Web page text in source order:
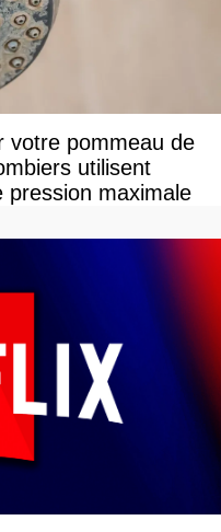
votre pommeau de
utilisent
maximale